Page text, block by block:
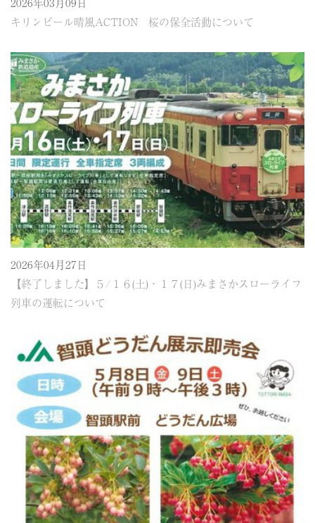
キリンビール晴風ACTION 桜の保全活動について
2026年04月27日
【終了しました】５/１６(土)・１７(日)みまさかスローライフ
列車の運転について